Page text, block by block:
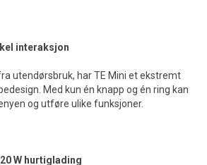
interaksjon
utendørsbruk, har TE Mini et ekstremt
Med kun én knapp og én ring kan
og utføre ulike funksjoner.
W hurtiglading